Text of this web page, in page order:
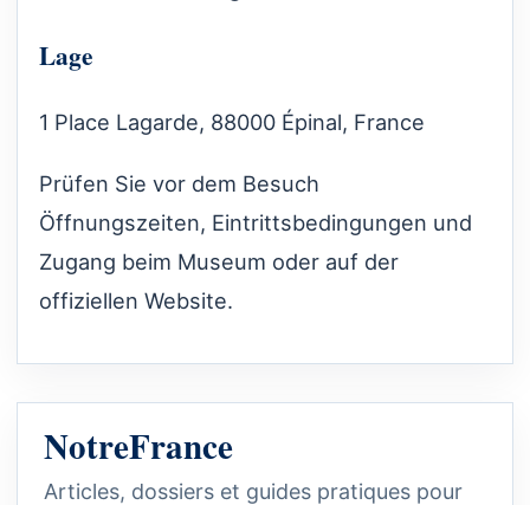
Lage
1 Place Lagarde, 88000 Épinal, France
Prüfen Sie vor dem Besuch
Öffnungszeiten, Eintrittsbedingungen und
Zugang beim Museum oder auf der
offiziellen Website.
NotreFrance
Articles, dossiers et guides pratiques pour